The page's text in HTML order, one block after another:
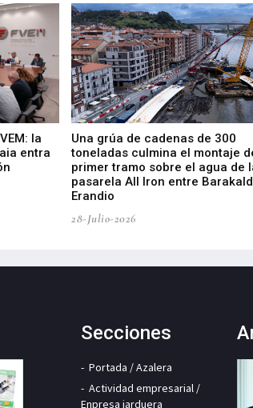
la
entra
Una grúa de cadenas de 300
toneladas culmina el montaje
primer tramo sobre el agua de
pasarela All Iron entre
Erandio
28-Julio-2026
Secciones
Portada / Azalera
Actividad empresarial /
Enpresa jarduera